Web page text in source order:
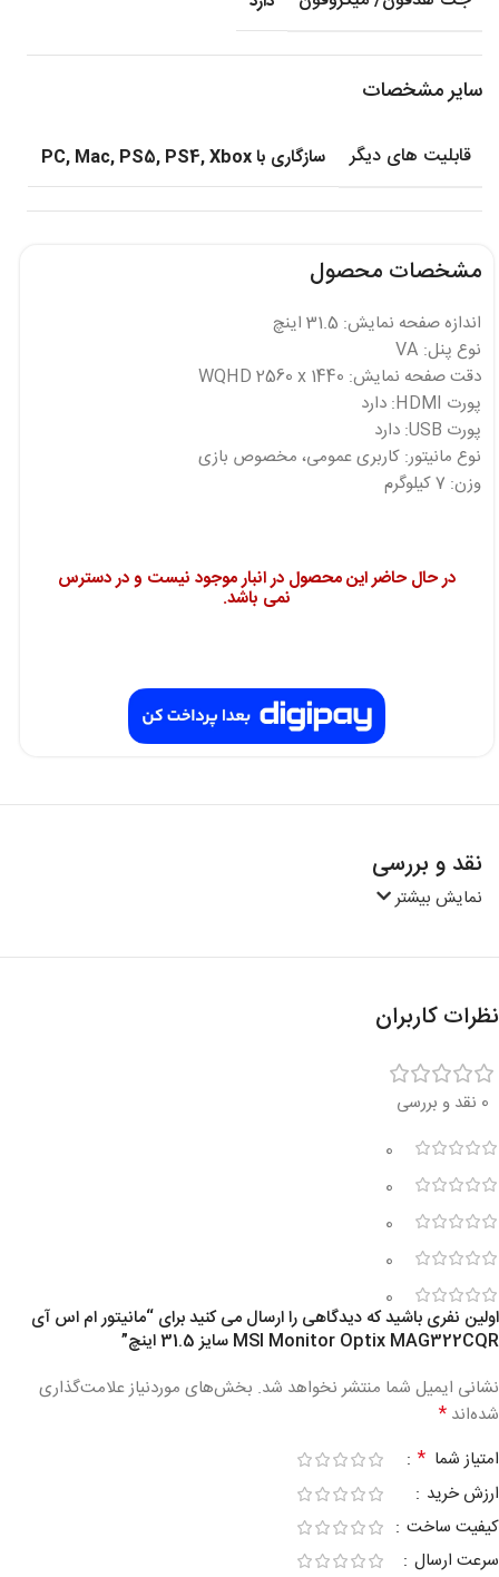
سایر مشخصات
قابلیت های دیگر سازگاری با PC, Mac, PS5, PS4, Xbox
مشخصات محصول
اندازه صفحه نمایش: 31.5 اینچ
نوع پنل: VA
دقت صفحه نمایش: WQHD 2560 x 1440
پورت HDMI: دارد
پورت USB: دارد
نوع مانیتور: کاربری عمومی، مخصوص بازی
وزن: 7 کیلوگرم
در حال حاضر این محصول در انبار موجود نیست و در دسترس
نمی باشد.
نقد و بررسی
نمایش بیشتر
نظرات کاربران
0 نقد و بررسی
0
0
0
0
0
اولین نفری باشید که دیدگاهی را ارسال می کنید برای “مانیتور ام اس آی
MSI Monitor Optix MAG322CQR سایز 31.5 اینچ”
نشانی ایمیل شما منتشر نخواهد شد. بخش‌های موردنیاز علامت‌گذاری
شده‌اند *
امتیاز شما *
ارزش خرید
کیفیت ساخت
سرعت ارسال